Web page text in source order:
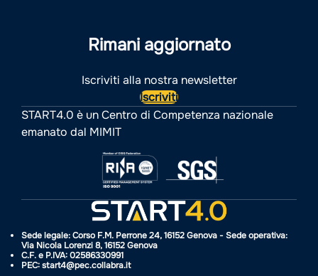
Rimani aggiornato
Iscriviti alla nostra newsletter
Iscriviti
START4.0 è un Centro di Competenza nazionale
emanato dal MIMIT
Sede legale: Corso F.M. Perrone 24, 16152 Genova - Sede operativa:
Via Nicola Lorenzi 8, 16152 Genova
C.F. e P.IVA: 02586330991
PEC: start4@pec.collabra.it